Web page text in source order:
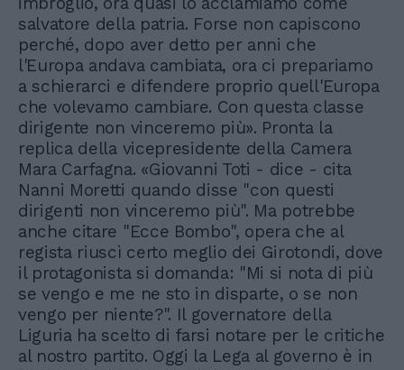
salvatore della patria. Forse non capiscono
perché, dopo aver detto per anni che
l'Europa andava cambiata, ora ci prepariamo
a schierarci e difendere proprio quell'Europa
che volevamo cambiare. Con questa classe
dirigente non vinceremo più». Pronta la
replica della vicepresidente della Camera
Mara Carfagna. «Giovanni Toti - dice - cita
Nanni Moretti quando disse "con questi
dirigenti non vinceremo più". Ma potrebbe
anche citare "Ecce Bombo", opera che al
regista riuscì certo meglio dei Girotondi, dove
il protagonista si domanda: "Mi si nota di più
se vengo e me ne sto in disparte, o se non
vengo per niente?". Il governatore della
Liguria ha scelto di farsi notare per le critiche
al nostro partito. Oggi la Lega al governo è in